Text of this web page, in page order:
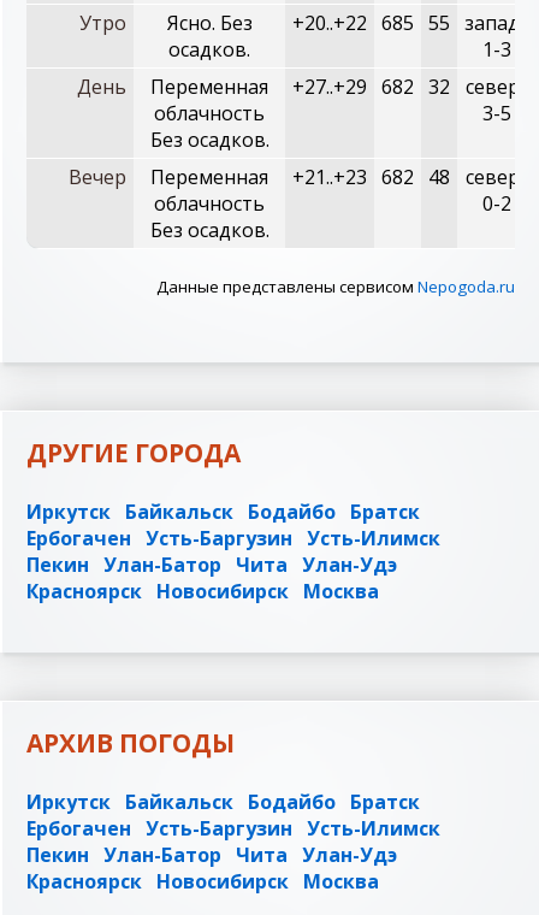
Утро
Ясно. Без
осадков.
+20..+22 685 55
1-3
День
Переменная
облачность
Без осадков.
+27..+29 682 32
3-5 м/
Вечер
Переменная
облачность
Без осадков.
+21..+23 682 48
0-2 м/
Данные представлены сервисом Nepogoda.ru
ДРУГИЕ ГОРОДА
Иркутск Байкальск Бодайбо Братск
Ербогачен Усть-Баргузин Усть-Илимск
Пекин Улан-Батор Чита Улан-Удэ
Красноярск Новосибирск Москва
АРХИВ ПОГОДЫ
Иркутск Байкальск Бодайбо Братск
Ербогачен Усть-Баргузин Усть-Илимск
Пекин Улан-Батор Чита Улан-Удэ
Красноярск Новосибирск Москва